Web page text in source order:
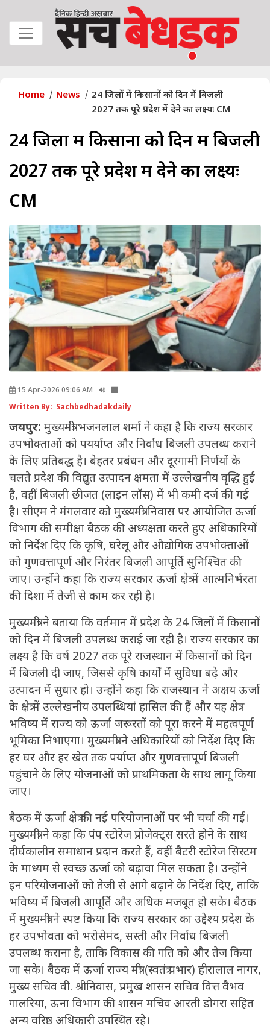
Home News
24 जिलों में किसानों को दिन में बिजली
2027 तक पूरे प्रदेश में देने का लक्ष्यः CM
24 जिलों में किसानों को दिन में बिजली
2027 तक पूरे प्रदेश में देने का लक्ष्यः
CM
15 Apr-2026 09:06 AM
Written By: Sachbedhadakdaily
जयपुर: मुख्यमंत्री भजनलाल शर्मा ने कहा है कि राज्य सरकार
उपभोक्ताओं को पयर्याप्त और निर्वाध बिजली उपलब्ध कराने
के लिए प्रतिबद्ध है। बेहतर प्रबंधन और दूरगामी निर्णयों के
चलते प्रदेश की विद्युत उत्पादन क्षमता में उल्लेखनीय वृद्धि हुई
है, वहीं बिजली छीजत (लाइन लॉस) में भी कमी दर्ज की गई
है। सीएम ने मंगलवार को मुख्यमंत्री निवास पर आयोजित ऊर्जा
विभाग की समीक्षा बैठक की अध्यक्षता करते हुए अधिकारियों
को निर्देश दिए कि कृषि, घरेलू और औद्योगिक उपभोक्ताओं
को गुणवत्तापूर्ण और निरंतर बिजली आपूर्ति सुनिश्चित की
जाए। उन्होंने कहा कि राज्य सरकार ऊर्जा क्षेत्र में आत्मनिर्भरता
की दिशा में तेजी से काम कर रही है।
मुख्यमंत्री ने बताया कि वर्तमान में प्रदेश के 24 जिलों में किसानों
को दिन में बिजली उपलब्ध कराई जा रही है। राज्य सरकार का
लक्ष्य है कि वर्ष 2027 तक पूरे राजस्थान में किसानों को दिन
में बिजली दी जाए, जिससे कृषि कार्यों में सुविधा बढ़े और
उत्पादन में सुधार हो। उन्होंने कहा कि राजस्थान ने अक्षय ऊर्जा
के क्षेत्र में उल्लेखनीय उपलब्धियां हासिल की हैं और यह क्षेत्र
भविष्य में राज्य को ऊर्जा जरूरतों को पूरा करने में महत्वपूर्ण
भूमिका निभाएगा। मुख्यमंत्री ने अधिकारियों को निर्देश दिए कि
हर घर और हर खेत तक पर्याप्त और गुणवत्तापूर्ण बिजली
पहुंचाने के लिए योजनाओं को प्राथमिकता के साथ लागू किया
जाए।
बैठक में ऊर्जा क्षेत्र की नई परियोजनाओं पर भी चर्चा की गई।
मुख्यमंत्री ने कहा कि पंप स्टोरेज प्रोजेक्ट्स सरते होने के साथ
दीर्घकालीन समाधान प्रदान करते हैं, वहीं बैटरी स्टोरेज सिस्टम
के माध्यम से स्वच्छ ऊर्जा को बढ़ावा मिल सकता है। उन्होंने
इन परियोजनाओं को तेजी से आगे बढ़ाने के निर्देश दिए, ताकि
भविष्य में बिजली आपूर्ति और अधिक मजबूत हो सके। बैठक
में मुख्यमंत्री ने स्पष्ट किया कि राज्य सरकार का उद्देश्य प्रदेश के
हर उपभोवता को भरोसेमंद, सस्ती और निर्वाध बिजली
उपलब्ध कराना है, ताकि विकास की गति को और तेज किया
जा सके। बैठक में ऊर्जा राज्य मंत्री (स्वतंत्र प्रभार) हीरालाल नागर,
मुख्य सचिव वी. श्रीनिवास, प्रमुख शासन सचिव वित्त वैभव
गालरिया, ऊना विभाग की शासन मचिव आरती डोगरा सहित
अन्य वरिष्ठ अधिकारी उपस्थित रहे।